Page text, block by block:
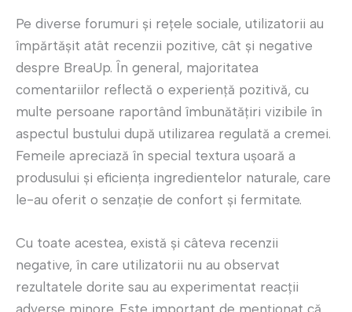
Pe diverse forumuri și rețele sociale, utilizatorii au
împărtășit atât recenzii pozitive, cât și negative
despre BreaUp. În general, majoritatea
comentariilor reflectă o experiență pozitivă, cu
multe persoane raportând îmbunătățiri vizibile în
aspectul bustului după utilizarea regulată a cremei.
Femeile apreciază în special textura ușoară a
produsului și eficiența ingredientelor naturale, care
le-au oferit o senzație de confort și fermitate.
Cu toate acestea, există și câteva recenzii
negative, în care utilizatorii nu au observat
rezultatele dorite sau au experimentat reacții